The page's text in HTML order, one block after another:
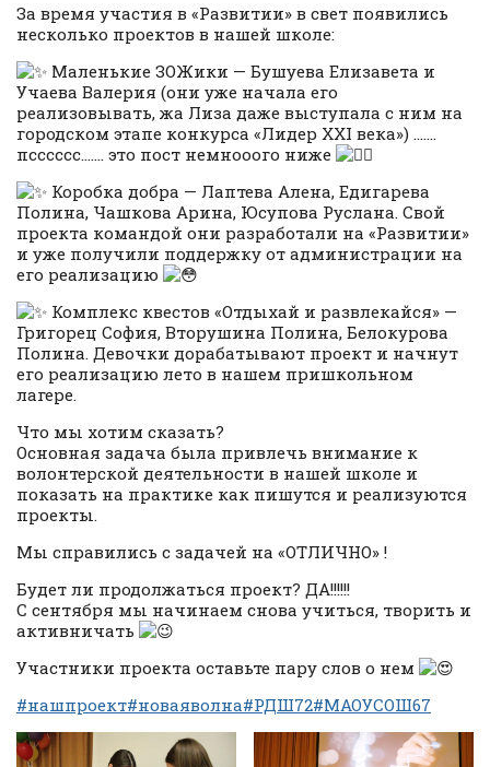
За время участия в «Развитии» в свет появились
несколько проектов в нашей школе:
Маленькие ЗОЖики — Бушуева Елизавета и
Учаева Валерия (они уже начала его
реализовывать, жа Лиза даже выступала с ним на
городском этапе конкурса «Лидер XXI века») …….
псссссс……. это пост немнооого ниже
Коробка добра — Лаптева Алена, Едигарева
Полина, Чашкова Арина, Юсупова Руслана. Свой
проекта командой они разработали на «Развитии»
и уже получили поддержку от администрации на
его реализацию
Комплекс квестов «Отдыхай и развлекайся» —
Григорец София, Вторушина Полина, Белокурова
Полина. Девочки дорабатывают проект и начнут
его реализацию лето в нашем пришкольном
лагере.
Что мы хотим сказать?
Основная задача была привлечь внимание к
волонтерской деятельности в нашей школе и
показать на практике как пишутся и реализуются
проекты.
Мы справились с задачей на «ОТЛИЧНО» !
Будет ли продолжаться проект? ДА!!!!!!
С сентября мы начинаем снова учиться, творить и
активничать
Участники проекта оставьте пару слов о нем
#нашпроект#новаяволна#РДШ72#МАОУСОШ67